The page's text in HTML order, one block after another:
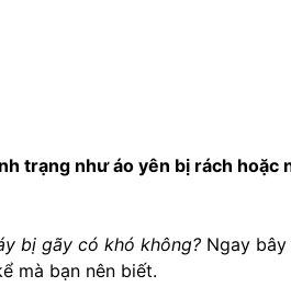
trạng như áo yên bị rách hoặc
bị gãy có khó không? Ngay
mà bạn nên biết.